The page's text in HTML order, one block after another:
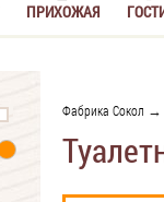
ПРИХОЖАЯ
Фабрика Сокол →